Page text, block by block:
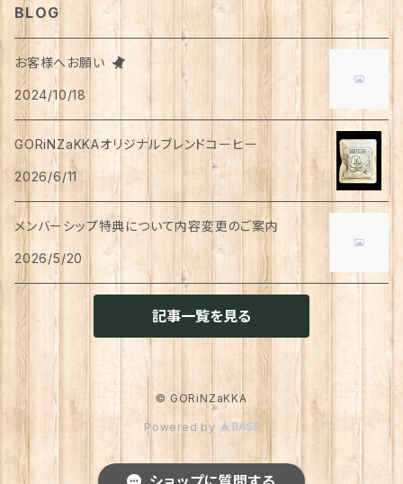
スリッパ
マスク
ハンドソープ
アロマ・お香
トラベルセット
カレンダー
クッション・クッションカバー
ファブリック・マルチカバー
ブランケット
照明
スマホショルダーバッグ
ポーチ
お財布・カード入れ
手袋・アームカバー
ハンカチ
てぬぐい
キーホルダー
メガネ・メガネケース
傘
湯のみ
グラス
カップ&ソーサー
マグカップ
コースター
お皿
箸置き
お菓子作り
ふきん
はがき
ペン
メモ帳
スケジュール帳
はさみ
ふせん
マスキングテープ
ブルゾン
フレンチスリーブ
靴下
タイツ
足首ウォーマー
メンズ
ボトムス
アウター
ジャケット
トップス
粉物
缶詰・瓶詰
レトルト惣菜
カレー
味噌汁・スープ
お茶漬け
乾物
調味料・オイル
だし
紅茶
お茶
ハーブティー
希釈飲料
猫用
犬用
猫用
犬猫共通
食器
犬用
猫用
衣類・服飾雑貨
犬用
猫用
おもちゃ
猫用
ボディケア
犬用
猫用
犬猫兼用
ベッド
トイレ周り
犬用
猫用
犬猫兼用
その他雑貨
サプリメント
リップクリーム
クシ・ブラシ
シャンプー
リンスインシャンプー
トリートメント
せっけん
洗顔
ハンドクリーム
オーラルケア
入浴剤・バスボム
洗剤
防災用品
ラッピング資材
ピアス
イヤリング・ノンホールピアス
リング
飲料
珈琲
BLOG
お客様へお願い
2024/10/18
GORiNZaKKAオリジナルブレンドコーヒー
2026/6/11
メンバーシップ特典について内容変更のご案内
2026/5/20
記事一覧を見る
© GORiNZaKKA
Powered by